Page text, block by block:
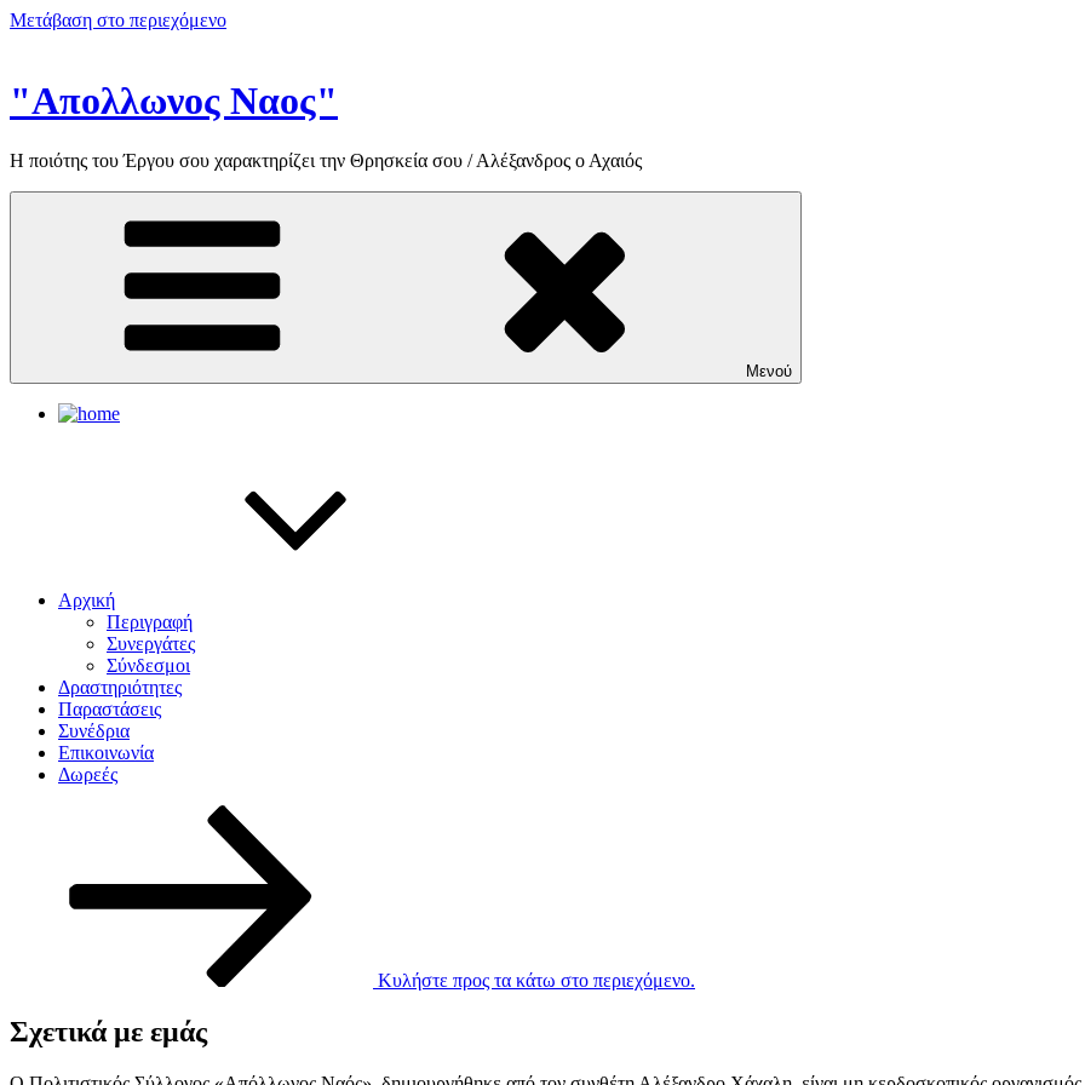
Μετάβαση στο περιεχόμενο
"Απολλωνος Ναος"
Η ποιότης του Έργου σου χαρακτηρίζει την Θρησκεία σου / Αλέξανδρος ο Αχαιός
Μενού
Αρχική
Περιγραφή
Συνεργάτες
Σύνδεσμοι
Δραστηριότητες
Παραστάσεις
Συνέδρια
Επικοινωνία
Δωρεές
Κυλήστε προς τα κάτω στο περιεχόμενο.
Σχετικά με εμάς